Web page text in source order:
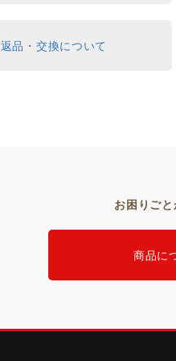
返品・交換について
お困りご
商品に